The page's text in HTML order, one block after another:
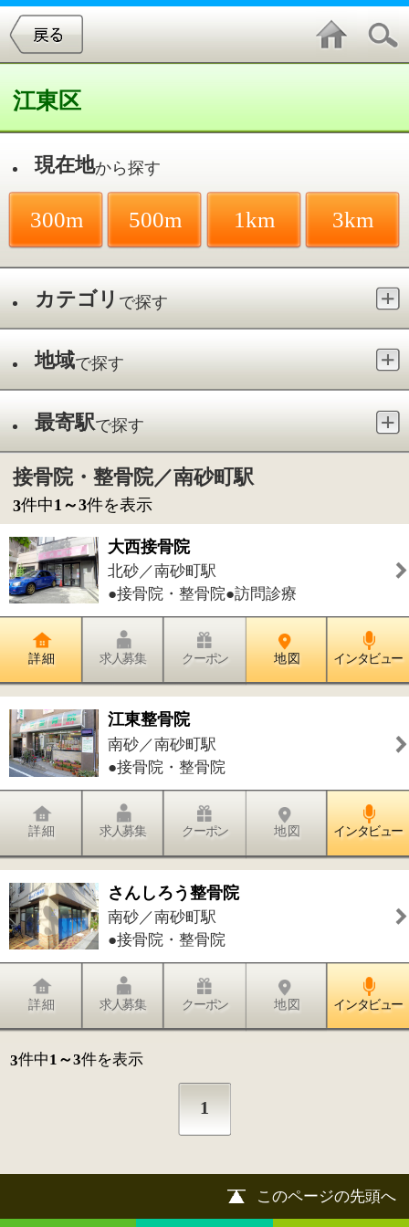
300m 500m
カテゴリ
最寄駅 で探す
3件中1～3件を表示
大西接骨院
●接骨院・整骨院●訪問診療
詳 細 求人募集 クーポン 地 図 インタビュー
江東整骨院
●接骨院・整骨院
詳 細 求人募集 クーポン 地 図 インタビュー
さんしろう整骨院
南砂／南砂町駅
詳 細 求人募集 クーポン
3件中1～3件を表示
1
このページの先頭へ
江戸川区時間 墨田区時間 葛飾区時間
表示：PC|モバイル
© 2013 art blue Inc.